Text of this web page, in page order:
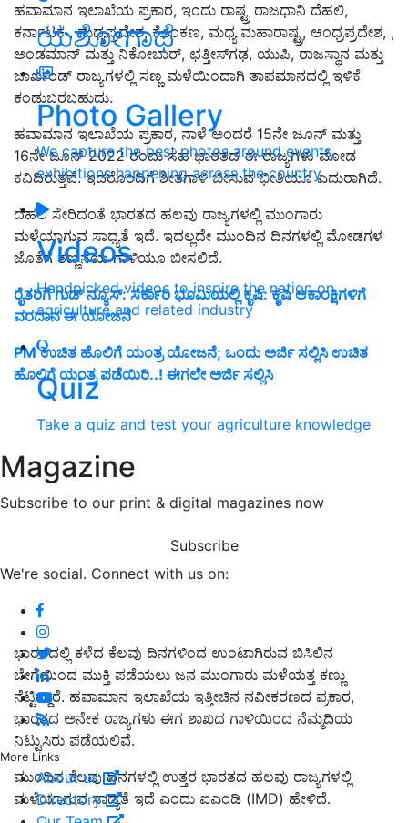
ಯಶೋಗಾಥೆ
Photo Gallery
We capture the best photos around events,
exhibitions happening across the country
Videos
Handpicked videos to inspire the nation on
agriculture and related industry
Quiz
Take a quiz and test your agriculture knowledge
Magazine
Subscribe to our print & digital magazines now
Subscribe
We're social. Connect with us on:
More Links
About us
Directory
ಹವಾಮಾನ ಇಲಾಖೆಯ ಪ್ರಕಾರ, ಇಂದು ರಾಷ್ಟ್ರ ರಾಜಧಾನಿ ದೆಹಲಿ,
ಕರ್ನಾಟಕ , ಮಧ್ಯಪ್ರದೇಶ, ಕೊಂಕಣ, ಮಧ್ಯ ಮಹಾರಾಷ್ಟ್ರ, ಆಂಧ್ರಪ್ರದೇಶ, ,
ಅಂಡಮಾನ್ ಮತ್ತು ನಿಕೋಬಾರ್, ಛತ್ತೀಸ್‌ಗಢ, ಯುಪಿ, ರಾಜಸ್ಥಾನ ಮತ್ತು
ಜಾರ್ಖಂಡ್ ರಾಜ್ಯಗಳಲ್ಲಿ ಸಣ್ಣ ಮಳೆಯಿಂದಾಗಿ ತಾಪಮಾನದಲ್ಲಿ ಇಳಿಕೆ
ಕಂಡುಬರಬಹುದು.
ಹವಾಮಾನ ಇಲಾಖೆಯ ಪ್ರಕಾರ, ನಾಳೆ ಅಂದರೆ 15ನೇ ಜೂನ್ ಮತ್ತು
16ನೇ ಜೂನ್ 2022 ರಂದು ಸಹ ಭಾರತದ ಈ ರಾಜ್ಯಗಳು ಮೋಡ
ಕವಿದಿರುತ್ತವೆ. ಇದರೊಂದಿಗೆ ಶೀತಗಾಳಿ ಬೀಸುವ ಭೀತಿಯೂ ಎದುರಾಗಿದೆ.
ದೆಹಲಿ ಸೇರಿದಂತೆ ಭಾರತದ ಹಲವು ರಾಜ್ಯಗಳಲ್ಲಿ ಮುಂಗಾರು
ಮಳೆಯಾಗುವ ಸಾಧ್ಯತೆ ಇದೆ. ಇದಲ್ಲದೇ ಮುಂದಿನ ದಿನಗಳಲ್ಲಿ ಮೋಡಗಳ
ಜೊತೆಗೆ ತಣ್ಣನೆಯ ಗಾಳಿಯೂ ಬೀಸಲಿದೆ.
ರೈತರಿಗೆ ಗುಡ್ ನ್ಯೂಸ್: ಸರ್ಕಾರಿ ಭೂಮಿಯಲ್ಲಿ ಕೃಷಿ: ಕೃಷಿ ಆಕಾಂಕ್ಷಿಗಳಿಗೆ
ವರದಾನ ಈ ಯೋಜನೆ
PM ಉಚಿತ ಹೊಲಿಗೆ ಯಂತ್ರ ಯೋಜನೆ; ಒಂದು ಅರ್ಜಿ ಸಲ್ಲಿಸಿ ಉಚಿತ
ಹೊಲಿಗೆ ಯಂತ್ರ ಪಡೆಯಿರಿ..! ಈಗಲೇ ಅರ್ಜಿ ಸಲ್ಲಿಸಿ
ಭಾರತದಲ್ಲಿ ಕಳೆದ ಕೆಲವು ದಿನಗಳಿಂದ ಉಂಟಾಗಿರುವ ಬಿಸಿಲಿನ
ಬೇಗೆಯಿಂದ ಮುಕ್ತಿ ಪಡೆಯಲು ಜನ ಮುಂಗಾರು ಮಳೆಯತ್ತ ಕಣ್ಣು
ನೆಟ್ಟಿದ್ದಾರೆ. ಹವಾಮಾನ ಇಲಾಖೆಯ ಇತ್ತೀಚಿನ ನವೀಕರಣದ ಪ್ರಕಾರ,
ಭಾರತದ ಅನೇಕ ರಾಜ್ಯಗಳು ಈಗ ಶಾಖದ ಗಾಳಿಯಿಂದ ನೆಮ್ಮದಿಯ
ನಿಟ್ಟುಸಿರು ಪಡೆಯಲಿವೆ.
ಮುಂದಿನ ಕೆಲವು ದಿನಗಳಲ್ಲಿ ಉತ್ತರ ಭಾರತದ ಹಲವು ರಾಜ್ಯಗಳಲ್ಲಿ
ಮಳೆಯಾಗುವ ಸಾಧ್ಯತೆ ಇದೆ ಎಂದು ಐಎಂಡಿ (IMD) ಹೇಳಿದೆ.